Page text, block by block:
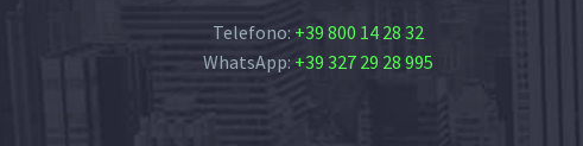
Telefono: +39 800 14 28 32
WhatsApp: +39 327 29 28 995